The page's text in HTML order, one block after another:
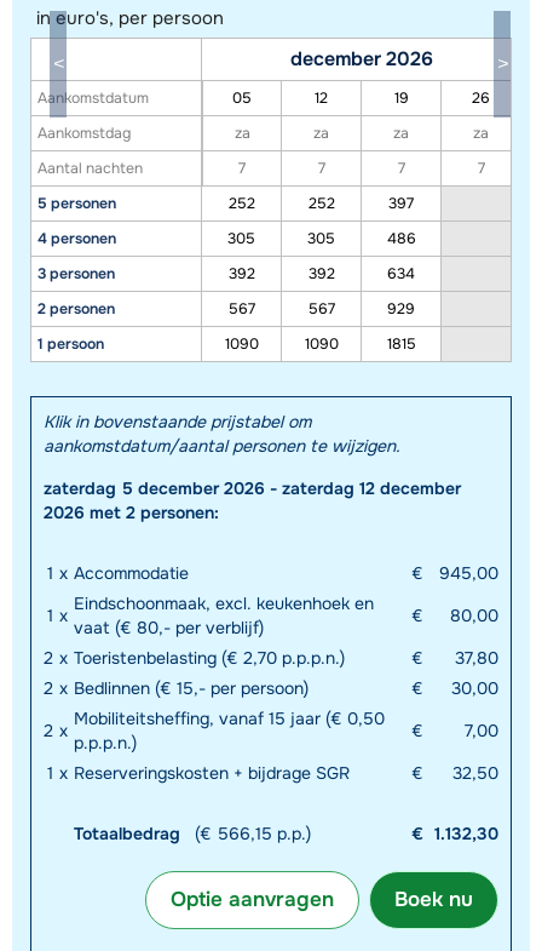
Toon alle accommodaties in dit gebied
Deze kaart geeft een indicatie van de ligging van onze accommodaties. De
exacte locatie kan enigszins afwijken.
in euro's, per persoon
Aankomstdatum
Aankomstdag
Aantal nachten
5 personen
4 personen
3 personen
2 personen
1 persoon
december 2026
05 12 19
26
za
za za
za
7
7 7
7
252
252
397
305
305
486
392
392
634
567
567
929
1090
1090 1815
Klik in bovenstaande prijstabel om
aankomstdatum/aantal personen te wijzigen.
zaterdag 5 december 2026 - zaterdag 12 december
2026 met 2 personen:
1 x Accommodatie €
945,00
1 x
Eindschoonmaak, excl. keukenhoek en
vaat (€ 80,- per verblijf)
€
80,00
2 x Toeristenbelasting (€ 2,70 p.p.p.n.) €
37,80
2 x Bedlinnen (€ 15,- per persoon) €
30,00
2 x
Mobiliteitsheffing, vanaf 15 jaar (€ 0,50
p.p.p.n.)
€
7,00
1 x Reserveringskosten + bijdrage SGR € 32,50
Totaalbedrag (€ 566,15 p.p.) € 1.132,30
Boek nu
Optie aanvragen